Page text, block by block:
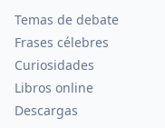
Temas de debate
Frases célebres
Curiosidades
Libros online
Descargas